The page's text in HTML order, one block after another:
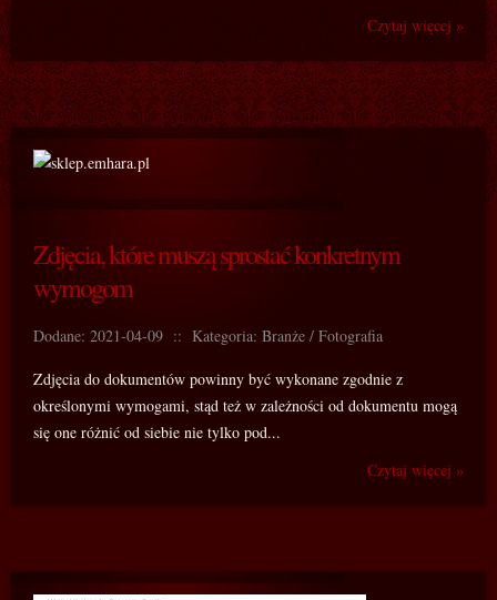
Czytaj więcej »
Zdjęcia, które muszą sprostać konkretnym
wymogom
Dodane: 2021-04-09 :: Kategoria: Branże / Fotografia
Zdjęcia do dokumentów powinny być wykonane zgodnie z
określonymi wymogami, stąd też w zależności od dokumentu mogą
się one różnić od siebie nie tylko pod...
Czytaj więcej »